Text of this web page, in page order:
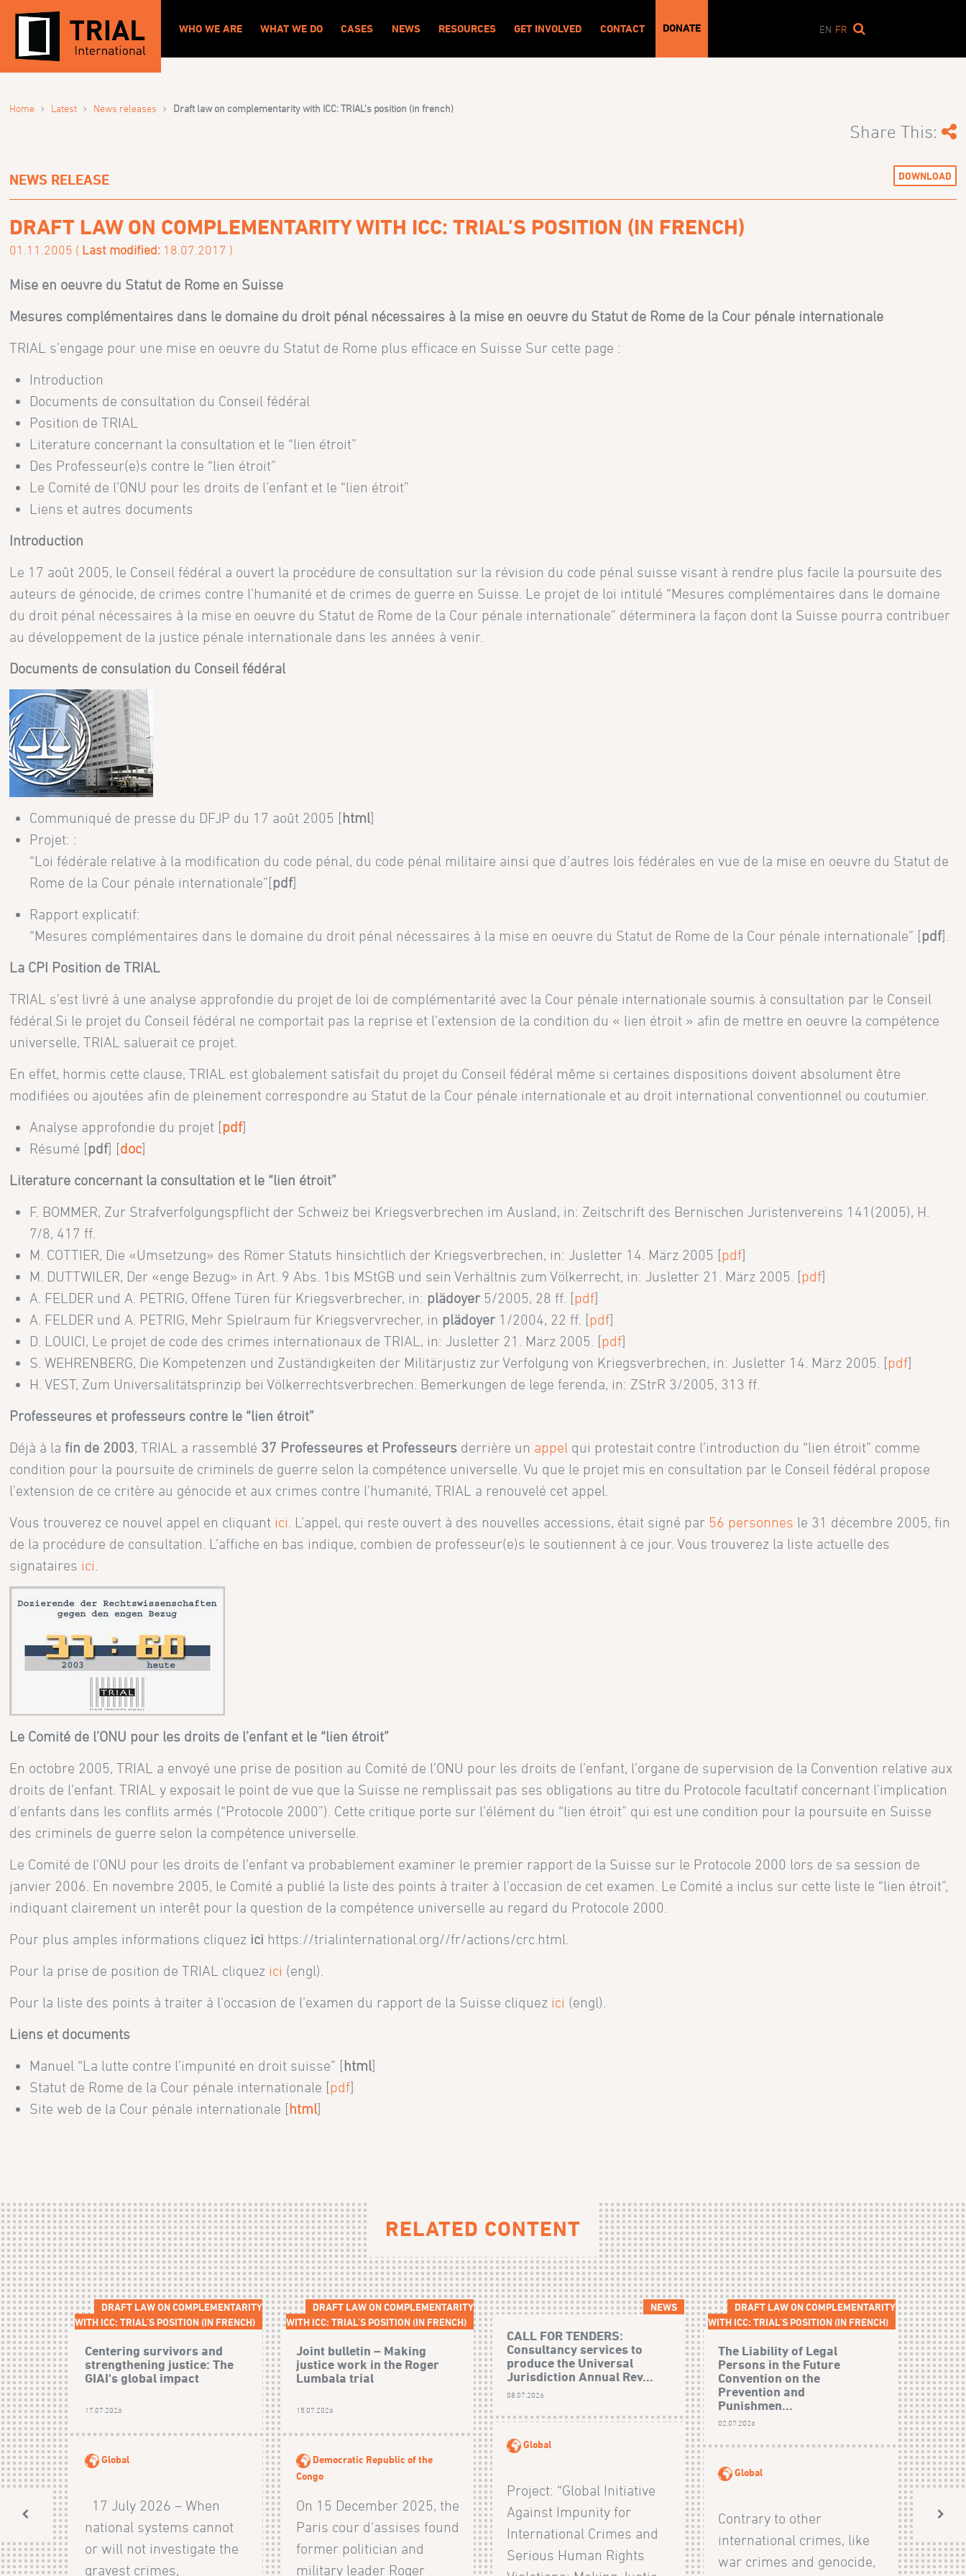
WHO WE ARE WHAT WE DO CASES NEWS RESOURCES GET INVOLVED CONTACT DONATE EN FR
Home › Latest › News releases › Draft law on complementarity with ICC: TRIAL’s position (in french)
Share This:
NEWS RELEASE DOWNLOAD
DRAFT LAW ON COMPLEMENTARITY WITH ICC: TRIAL’S POSITION (IN FRENCH)
01.11.2005 ( Last modified: 18.07.2017 )
Mise en oeuvre du Statut de Rome en Suisse
Mesures complémentaires dans le domaine du droit pénal nécessaires à la mise en oeuvre du Statut de Rome de la Cour pénale internationale
TRIAL s’engage pour une mise en oeuvre du Statut de Rome plus efficace en Suisse Sur cette page :
Introduction
Documents de consultation du Conseil fédéral
Position de TRIAL
Literature concernant la consultation et le “lien étroit”
Des Professeur(e)s contre le “lien étroit”
Le Comité de l’ONU pour les droits de l’enfant et le “lien étroit”
Liens et autres documents
Introduction
Le 17 août 2005, le Conseil fédéral a ouvert la procédure de consultation sur la révision du code pénal suisse visant à rendre plus facile la poursuite des
auteurs de génocide, de crimes contre l’humanité et de crimes de guerre en Suisse. Le projet de loi intitulé “Mesures complémentaires dans le domaine
du droit pénal nécessaires à la mise en oeuvre du Statut de Rome de la Cour pénale internationale” déterminera la façon dont la Suisse pourra contribuer
au développement de la justice pénale internationale dans les années à venir.
Documents de consulation du Conseil fédéral
Communiqué de presse du DFJP du 17 août 2005 [html]
Projet: :
“Loi fédérale relative à la modification du code pénal, du code pénal militaire ainsi que d’autres lois fédérales en vue de la mise en oeuvre du Statut de
Rome de la Cour pénale internationale”[pdf]
Rapport explicatif:
“Mesures complémentaires dans le domaine du droit pénal nécessaires à la mise en oeuvre du Statut de Rome de la Cour pénale internationale” [pdf].
La CPI Position de TRIAL
TRIAL s’est livré à une analyse approfondie du projet de loi de complémentarité avec la Cour pénale internationale soumis à consultation par le Conseil
fédéral.Si le projet du Conseil fédéral ne comportait pas la reprise et l’extension de la condition du « lien étroit » afin de mettre en oeuvre la compétence
universelle, TRIAL saluerait ce projet.
En effet, hormis cette clause, TRIAL est globalement satisfait du projet du Conseil fédéral même si certaines dispositions doivent absolument être
modifiées ou ajoutées afin de pleinement correspondre au Statut de la Cour pénale internationale et au droit international conventionnel ou coutumier.
Analyse approfondie du projet [pdf]
Résumé [pdf] [doc]
Literature concernant la consultation et le “lien étroit”
F. BOMMER, Zur Strafverfolgungspflicht der Schweiz bei Kriegsverbrechen im Ausland, in: Zeitschrift des Bernischen Juristenvereins 141(2005), H.
7/8, 417 ff.
M. COTTIER, Die «Umsetzung» des Römer Statuts hinsichtlich der Kriegsverbrechen, in: Jusletter 14. März 2005 [pdf]
M. DUTTWILER, Der «enge Bezug» in Art. 9 Abs. 1bis MStGB und sein Verhältnis zum Völkerrecht, in: Jusletter 21. März 2005. [pdf]
A. FELDER und A. PETRIG, Offene Türen für Kriegsverbrecher, in: plädoyer 5/2005, 28 ff. [pdf]
A. FELDER und A. PETRIG, Mehr Spielraum für Kriegsvervrecher, in plädoyer 1/2004, 22 ff. [pdf]
D. LOUICI, Le projet de code des crimes internationaux de TRIAL, in: Jusletter 21. März 2005. [pdf]
S. WEHRENBERG, Die Kompetenzen und Zuständigkeiten der Militärjustiz zur Verfolgung von Kriegsverbrechen, in: Jusletter 14. März 2005. [pdf]
H. VEST, Zum Universalitätsprinzip bei Völkerrechtsverbrechen. Bemerkungen de lege ferenda, in: ZStrR 3/2005, 313 ff.
Professeures et professeurs contre le “lien étroit”
Déjà à la fin de 2003, TRIAL a rassemblé 37 Professeures et Professeurs derrière un appel qui protestait contre l’introduction du “lien étroit” comme
condition pour la poursuite de criminels de guerre selon la compétence universelle. Vu que le projet mis en consultation par le Conseil fédéral propose
l’extension de ce critère au génocide et aux crimes contre l’humanité, TRIAL a renouvelé cet appel.
Vous trouverez ce nouvel appel en cliquant ici . L’appel, qui reste ouvert à des nouvelles accessions, était signé par 56 personnes le 31 décembre 2005, fin
de la procédure de consultation. L’affiche en bas indique, combien de professeur(e)s le soutiennent à ce jour. Vous trouverez la liste actuelle des
signataires ici
Le Comité de l’ONU pour les droits de l’enfant et le “lien étroit”
En octobre 2005, TRIAL a envoyé une prise de position au Comité de l’ONU pour les droits de l’enfant, l’organe de supervision de la Convention relative aux
droits de l’enfant. TRIAL y exposait le point de vue que la Suisse ne remplissait pas ses obligations au titre du Protocole facultatif concernant l’implication
d’enfants dans les conflits armés (“Protocole 2000”). Cette critique porte sur l’élément du “lien étroit” qui est une condition pour la poursuite en Suisse
des criminels de guerre selon la compétence universelle.
Le Comité de l’ONU pour les droits de l’enfant va probablement examiner le premier rapport de la Suisse sur le Protocole 2000 lors de sa session de
janvier 2006. En novembre 2005, le Comité a publié la liste des points à traiter à l’occasion de cet examen. Le Comité a inclus sur cette liste le “lien étroit”,
indiquant clairement un interêt pour la question de la compétence universelle au regard du Protocole 2000.
Pour plus amples informations cliquez ici https://trialinternational.org//fr/actions/crc.html.
Pour la prise de position de TRIAL cliquez ici (engl).
Pour la liste des points à traiter à l’occasion de l’examen du rapport de la Suisse cliquez ici (engl).
Liens et documents
Manuel “La lutte contre l’impunité en droit suisse” [html]
Statut de Rome de la Cour pénale internationale [pdf]
Site web de la Cour pénale internationale [html]
RELATED CONTENT
DRAFT LAW ON COMPLEMENTARITY
WITH ICC: TRIAL'S POSITION (IN FRENCH)
Centering survivors and
strengthening justice: The
GIAI's global impact
17.07.2026
Global
17 July 2026 – When
national systems cannot
or will not investigate the
gravest crimes,
DRAFT LAW ON COMPLEMENTARITY
WITH ICC: TRIAL'S POSITION (IN FRENCH)
Joint bulletin – Making
justice work in the Roger
Lumbala trial
15.07.2026
Democratic Republic of the
Congo
On 15 December 2025, the
Paris cour d'assises found
former politician and
military leader Roger
NEWS
CALL FOR TENDERS:
Consultancy services to
produce the Universal
Jurisdiction Annual Rev...
08.07.2026
Global
Project: “Global Initiative
Against Impunity for
International Crimes and
Serious Human Rights
DRAFT LAW ON COMPLEMENTARITY
WITH ICC: TRIAL'S POSITION (IN FRENCH)
The Liability of Legal
Persons in the Future
Convention on the
Prevention and
Punishmen...
02.07.2026
Global
Contrary to other
international crimes, like
war crimes and genocide,